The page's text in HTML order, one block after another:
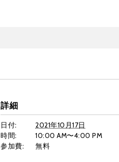
詳細
日付:
2021年10月17日
時間:
10:00 AM〜4:00 PM
参加費:
無料